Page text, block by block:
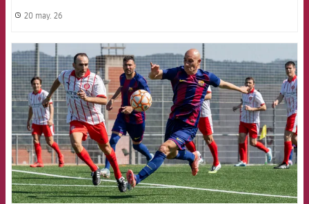
label.share.clock
20 may. 26
FCB Barcelona badge